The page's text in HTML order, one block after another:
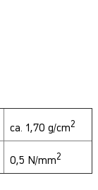
ca. 1,70 g/cm2
0,5 N/mm2